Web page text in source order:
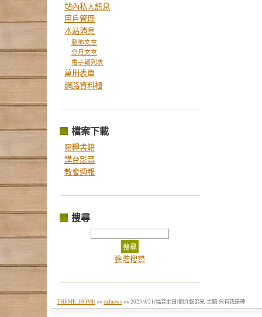
站內私人訊息
用戶管理
本站消息
發佈文章
分月文章
電子報列表
萬用表單
網路資料櫃
檔案下載
靈糧書籍
講台影音
教會週報
搜尋
進階搜尋
THEME_HOME>>tadnews>> 2025.9/21(福音主日)劉介磐弟兄-主題:只有我是神